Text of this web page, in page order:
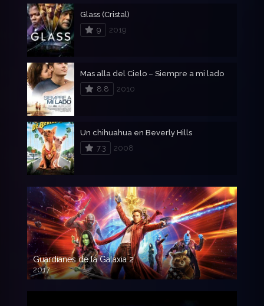
Glass (Cristal)
9
2019
Mas alla del Cielo – Siempre a mi lado
8.8
2010
Un chihuahua en Beverly Hills
7.3
2008
Guardianes de la Galaxia 2
2017
720p HD